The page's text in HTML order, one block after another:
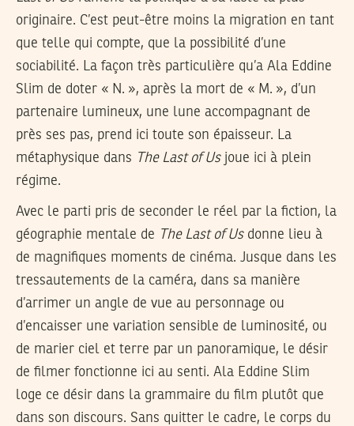
originaire. C’est peut-être moins la migration en tant
que telle qui compte, que la possibilité d’une
sociabilité. La façon très particulière qu’a Ala Eddine
Slim de doter « N. », après la mort de « M. », d’un
partenaire lumineux, une lune accompagnant de
près ses pas, prend ici toute son épaisseur. La
métaphysique dans The Last of Usjoue ici à plein
régime.
Avec le parti pris de seconder le réel par la fiction, la
géographie mentale de The Last of Usdonne lieu à
de magnifiques moments de cinéma. Jusque dans les
tressautements de la caméra, dans sa manière
d’arrimer un angle de vue au personnage ou
d’encaisser une variation sensible de luminosité, ou
de marier ciel et terre par un panoramique, le désir
de filmer fonctionne ici au senti. Ala Eddine Slim
loge ce désir dans la grammaire du film plutôt que
dans son discours. Sans quitter le cadre, le corps du